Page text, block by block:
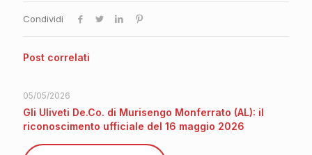
Condividi
Post correlati
05/05/2026
Gli Uliveti De.Co. di Murisengo Monferrato (AL): il
riconoscimento ufficiale del 16 maggio 2026